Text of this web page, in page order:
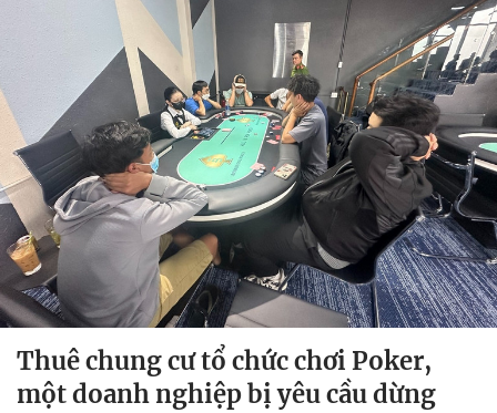
Thuê chung cư tổ chức chơi Poker,
một doanh nghiệp bị yêu cầu dừng